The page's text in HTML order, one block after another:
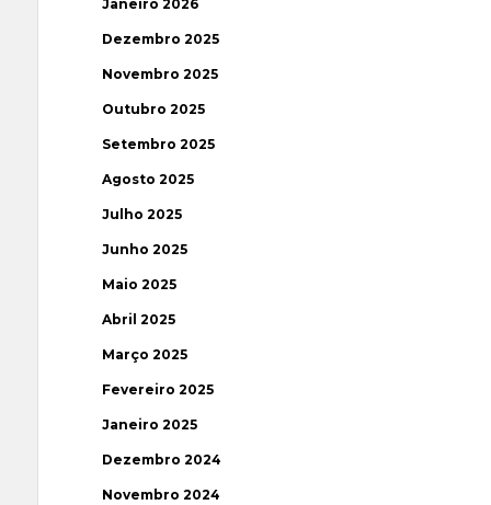
Janeiro 2026
Dezembro 2025
Novembro 2025
Outubro 2025
Setembro 2025
Agosto 2025
Julho 2025
Junho 2025
Maio 2025
Abril 2025
Março 2025
Fevereiro 2025
Janeiro 2025
Dezembro 2024
Novembro 2024